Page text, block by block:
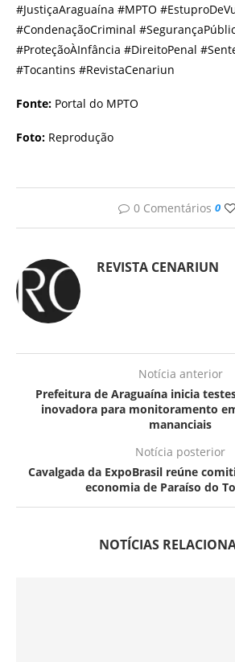
#JustiçaAraguaína #MPTO
#CondenaçãoCriminal
#ProteçãoÀInfância #DireitoPenal
#Tocantins #RevistaCenariun
Fonte: Portal do MPTO
Foto: Reprodução
0 Comentários 0
REVISTA CENARIUN
Notícia anterior
Prefeitura de Araguaína inicia
inovadora para monitoramento
mananciais
Notícia posterior
Cavalgada da ExpoBrasil reúne
economia de Paraíso do
NOTÍCIAS